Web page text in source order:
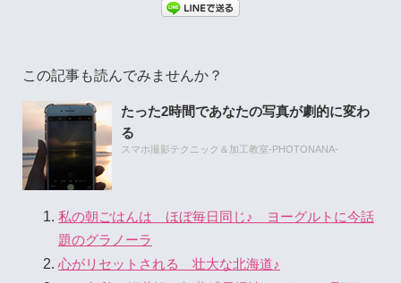
この記事も読んでみませんか？
たった2時間であなたの写真が劇的に変わ
る
スマホ撮影テクニック＆加工教室-PHOTONANA-
私の朝ごはんは ほぼ毎日同じ♪ ヨーグルトに今話
題のグラノーラ
心がリセットされる 壮大な北海道♪